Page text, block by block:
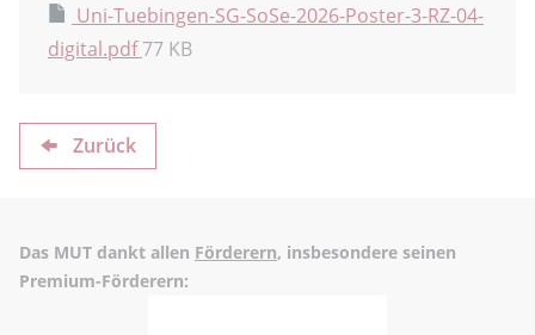
Uni-Tuebingen-SG-SoSe-2026-Poster-3-RZ-04-
digital.pdf77 KB
Zurück
Das MUT dankt allen Förderern, insbesondere seinen
Premium-Förderern: